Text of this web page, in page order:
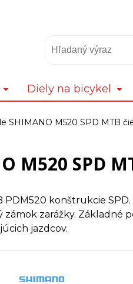
Diely na bicykel
SHIMANO M520 SPD MTB
M520 SPD
PDM520 konštrukcie SPD.
zámok zarážky. Základné
jazdcov.